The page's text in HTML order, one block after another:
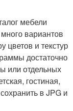
мебели
вариантов
цветов и текстур
достаточно
или отдельных
гостиная,
в JPG и